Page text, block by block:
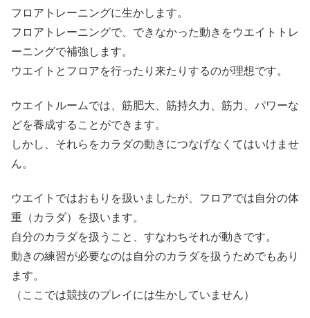
フロアトレーニングに生かします。
フロアトレーニングで、できなかった動きをウエイトトレ
ーニングで補強します。
ウエイトとフロアを行ったり来たりするのが理想です。
ウエイトルームでは、筋肥大、筋持久力、筋力、パワーな
どを養成することができます。
しかし、それらをカラダの動きにつなげなくてはいけませ
ん。
ウエイトではおもりを扱いましたが、フロアでは自分の体
重（カラダ）を扱います。
自分のカラダを扱うこと、すなわちそれが動きです。
動きの練習が必要なのは自分のカラダを扱うためでもあり
ます。
（ここでは競技のプレイには生かしていません）